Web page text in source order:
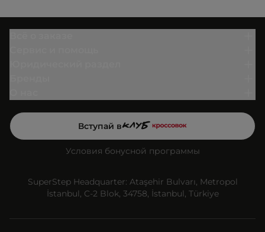
Вступай в
Условия бонусной программы
SuperStep Headquarter: Ataşehir Bulvarı, Metropol
İstanbul, C-2 Blok, 34758, İstanbul, Türkiye